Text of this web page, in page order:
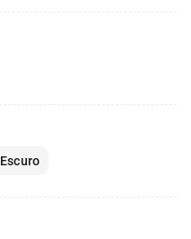
Escuro